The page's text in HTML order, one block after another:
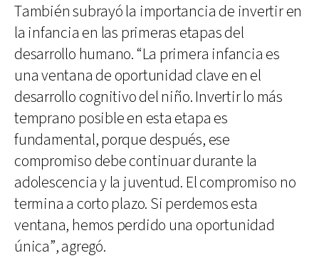
También subrayó la importancia de invertir en
la infancia en las primeras etapas del
desarrollo humano. “La primera infancia es
una ventana de oportunidad clave en el
desarrollo cognitivo del niño. Invertir lo más
temprano posible en esta etapa es
fundamental, porque después, ese
compromiso debe continuar durante la
adolescencia y la juventud. El compromiso no
termina a corto plazo. Si perdemos esta
ventana, hemos perdido una oportunidad
única”, agregó.